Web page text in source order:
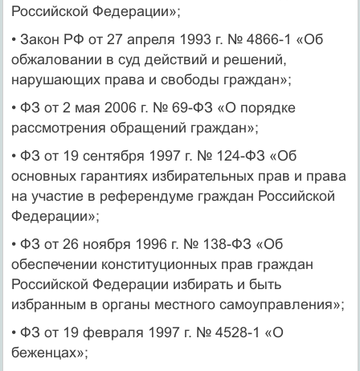
Российской Федерации»;
• Закон РФ от 27 апреля 1993 г. № 4866-1 «Об
обжаловании в суд действий и решений,
нарушающих права и свободы граждан»;
• ФЗ от 2 мая 2006 г. № 69-ФЗ «О порядке
рассмотрения обращений граждан»;
• ФЗ от 19 сентября 1997 г. № 124-ФЗ «Об
основных гарантиях избирательных прав и права
на участие в референдуме граждан Российской
Федерации»;
• ФЗ от 26 ноября 1996 г. № 138-ФЗ «Об
обеспечении конституционных прав граждан
Российской Федерации избирать и быть
избранным в органы местного самоуправления»;
• ФЗ от 19 февраля 1997 г. № 4528-1 «О
беженцах»;